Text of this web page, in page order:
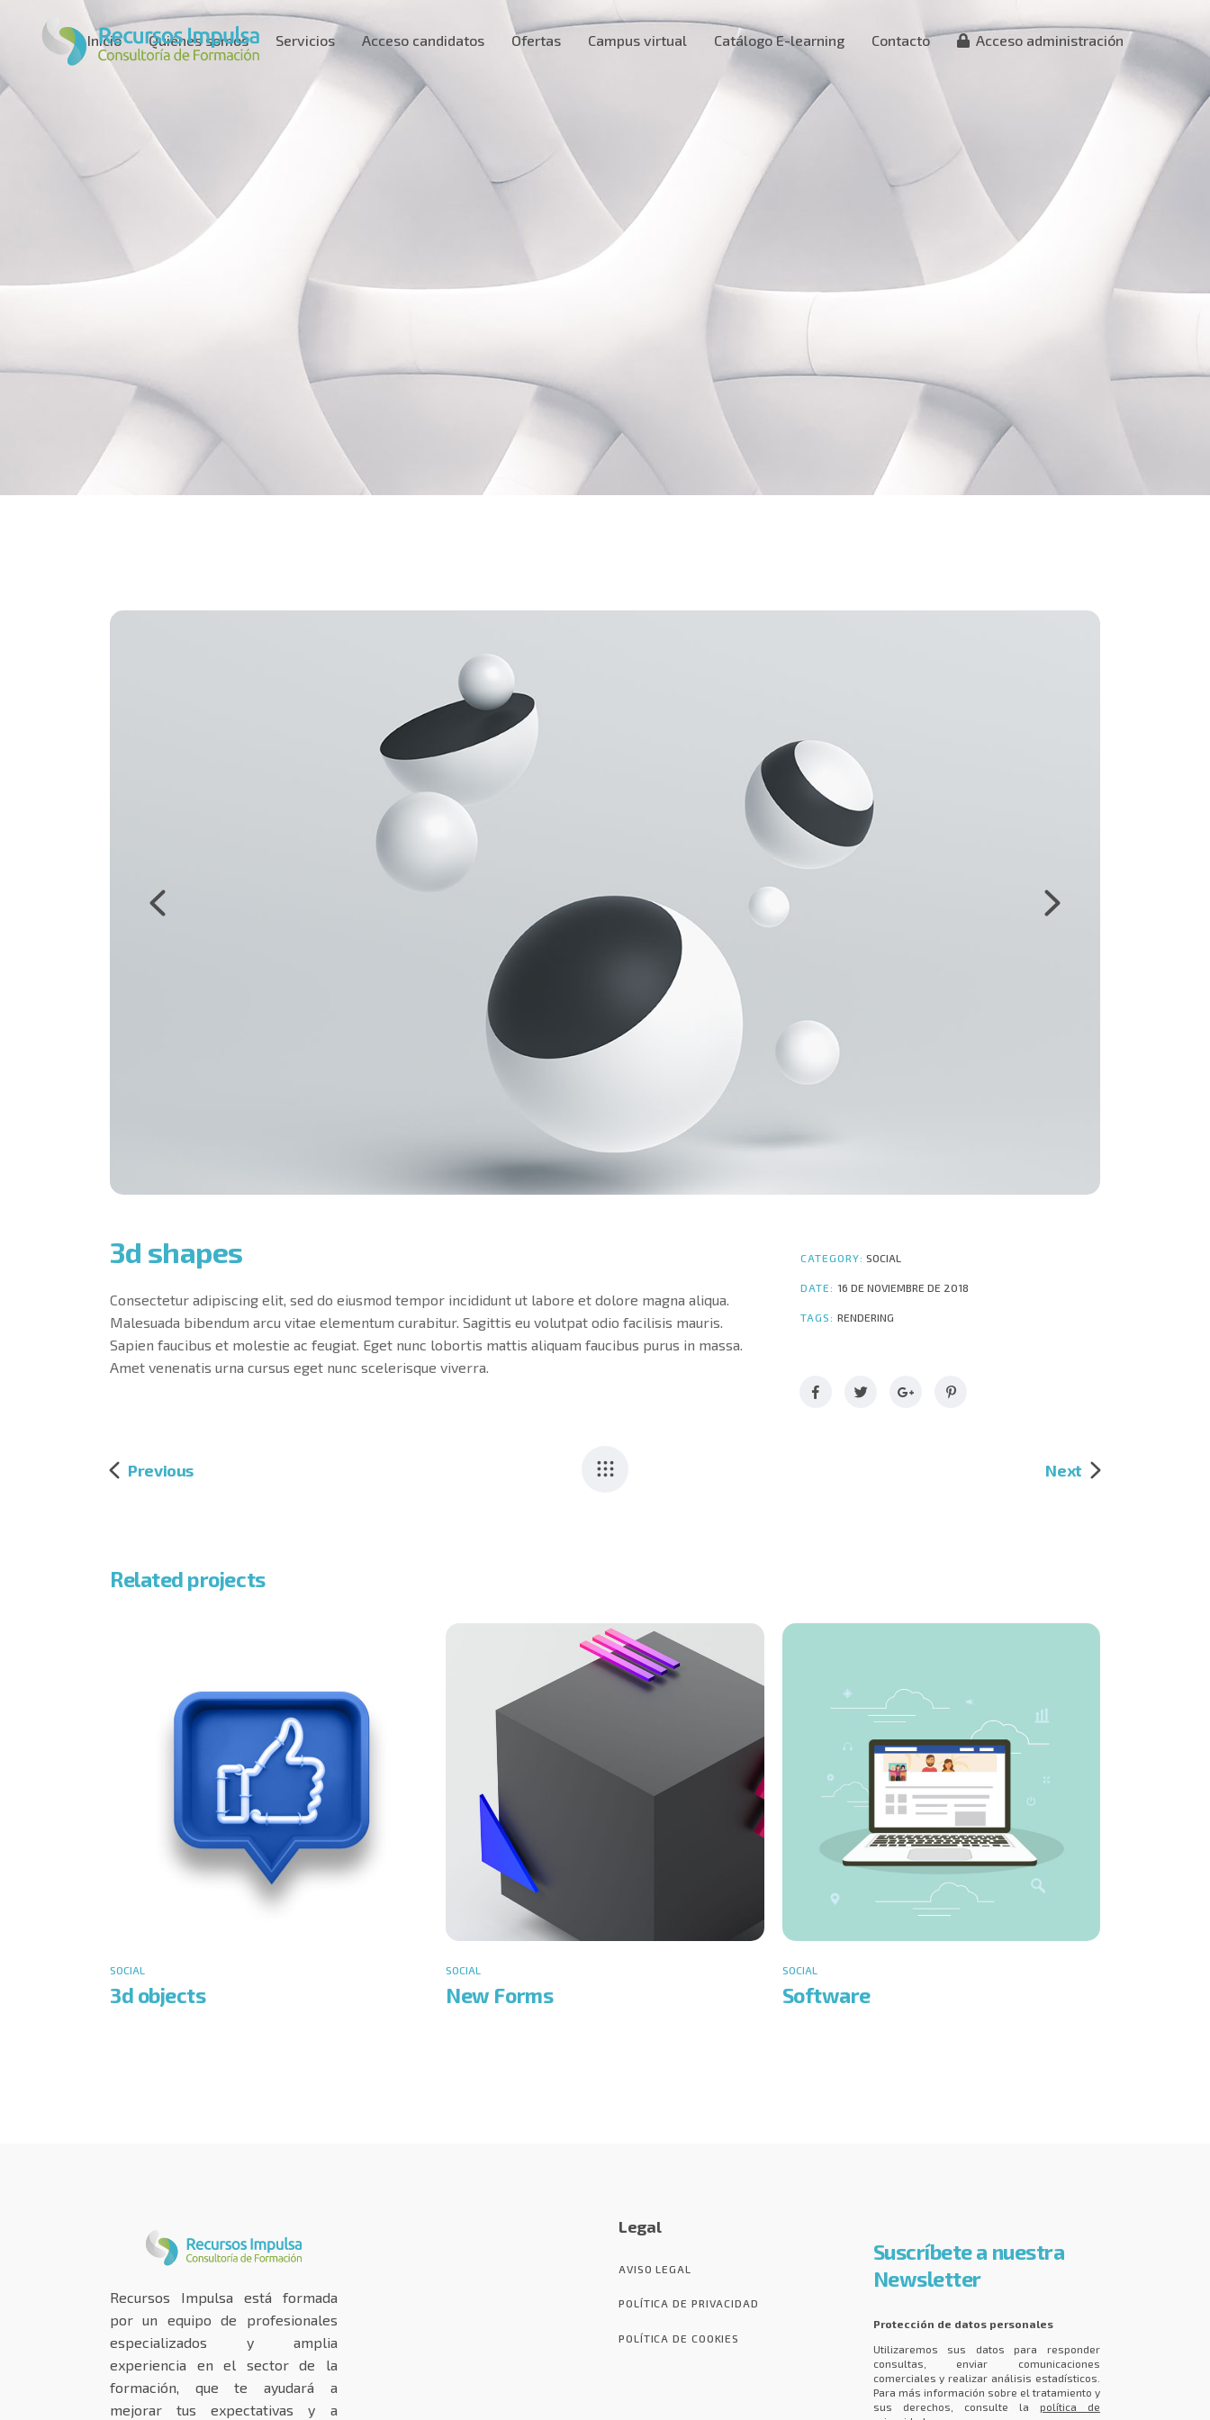
Inicio Quiénes somos Servicios Acceso candidatos Ofertas Campus virtual Catálogo E-learning Contacto Acceso administración
3d shapes
Consectetur adipiscing elit, sed do eiusmod tempor incididunt ut labore et dolore magna aliqua.
Malesuada bibendum arcu vitae elementum curabitur. Sagittis eu volutpat odio facilisis mauris.
Sapien faucibus et molestie ac feugiat. Eget nunc lobortis mattis aliquam faucibus purus in massa.
Amet venenatis urna cursus eget nunc scelerisque viverra.
CATEGORY: SOCIAL
DATE: 16 DE NOVIEMBRE DE 2018
TAGS: RENDERING
Previous Next
Related projects
SOCIAL
3d objects
SOCIAL
New Forms
SOCIAL
Software
Recursos Impulsa está formada
por un equipo de profesionales
especializados y amplia
experiencia en el sector de la
formación, que te ayudará a
mejorar tus expectativas y a
Legal
AVISO LEGAL
POLÍTICA DE PRIVACIDAD
POLÍTICA DE COOKIES
Suscríbete a nuestra
Newsletter
Protección de datos personales
Utilizaremos sus datos para responder
consultas, enviar comunicaciones
comerciales y realizar análisis estadísticos.
Para más información sobre el tratamiento y
sus derechos, consulte la política de